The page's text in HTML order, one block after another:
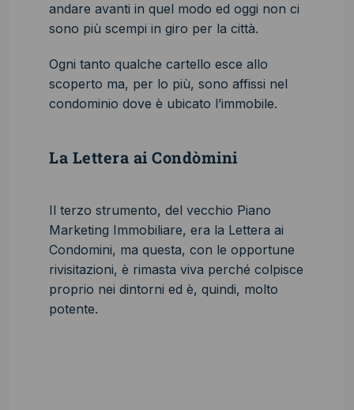
andare avanti in quel modo ed oggi non ci
sono più scempi in giro per la città.
Ogni tanto qualche cartello esce allo
scoperto ma, per lo più, sono affissi nel
condominio dove è ubicato l’immobile.
La Lettera ai Condòmini
Il terzo strumento, del vecchio Piano
Marketing Immobiliare, era la Lettera ai
Condomini, ma questa, con le opportune
rivisitazioni, è rimasta viva perché colpisce
proprio nei dintorni ed è, quindi, molto
potente.